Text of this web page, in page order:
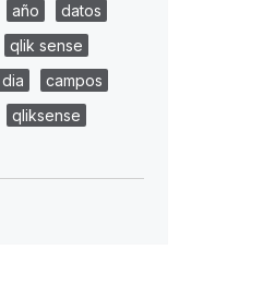
año
datos
qlik sense
dia
campos
qliksense